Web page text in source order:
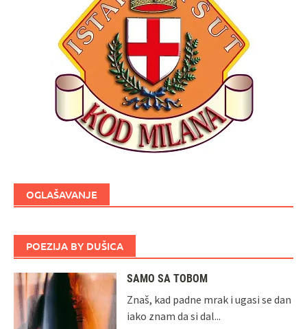
OGLAŠAVANJE
POEZIJA BY DUŠICA
SAMO SA TOBOM
Znaš, kad padne mrak i ugasi se dan
iako znam da si dal...